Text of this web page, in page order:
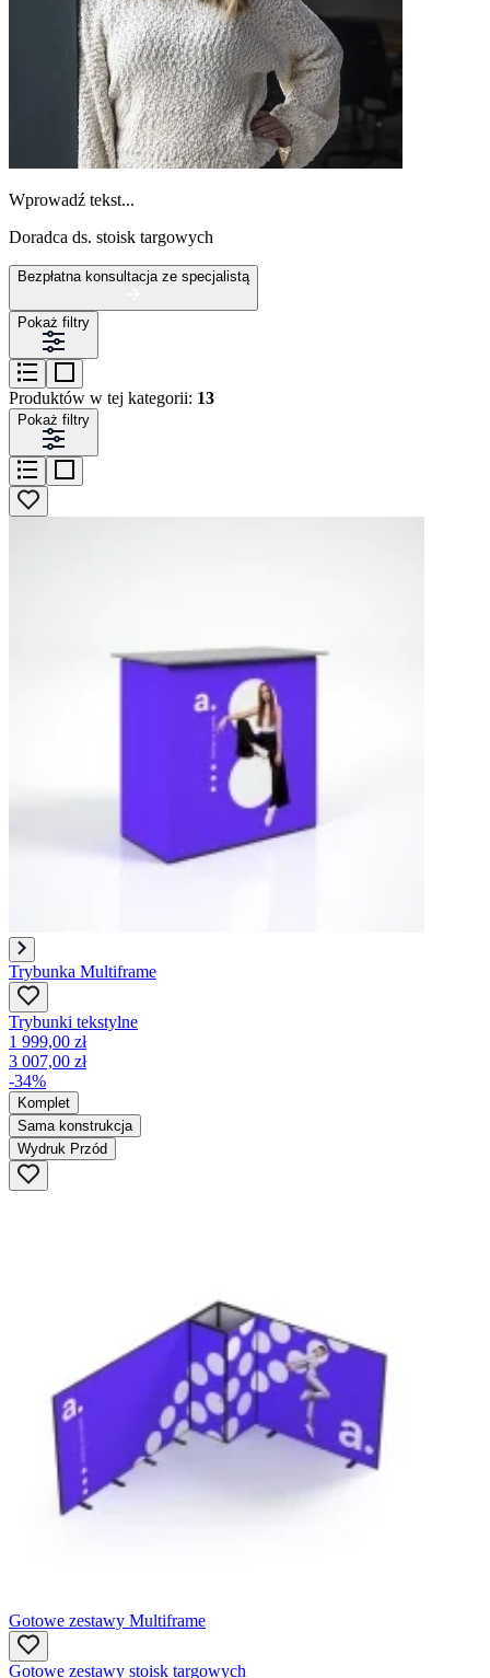
Wprowadź tekst...
Doradca ds. stoisk targowych
Bezpłatna konsultacja ze specjalistą
Pokaż filtry
Produktów w tej kategorii: 13
Pokaż filtry
Trybunka Multiframe
Trybunki tekstylne
1 999,00 zł
3 007,00 zł
-34%
Komplet
Sama konstrukcja
Wydruk Przód
Gotowe zestawy Multiframe
Gotowe zestawy stoisk targowych